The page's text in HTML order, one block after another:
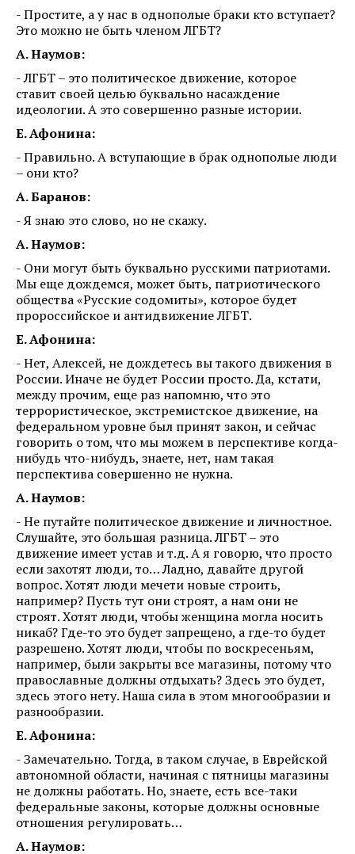
- Простите, а у нас в однополые браки кто вступает?
Это можно не быть членом ЛГБТ?
А. Наумов:
- ЛГБТ – это политическое движение, которое
ставит своей целью буквально насаждение
идеологии. А это совершенно разные истории.
Е. Афонина:
- Правильно. А вступающие в брак однополые люди
– они кто?
А. Баранов:
- Я знаю это слово, но не скажу.
А. Наумов:
- Они могут быть буквально русскими патриотами.
Мы еще дождемся, может быть, патриотического
общества «Русские содомиты», которое будет
пророссийское и антидвижение ЛГБТ.
Е. Афонина:
- Нет, Алексей, не дождетесь вы такого движения в
России. Иначе не будет России просто. Да, кстати,
между прочим, еще раз напомню, что это
террористическое, экстремистское движение, на
федеральном уровне был принят закон, и сейчас
говорить о том, что мы можем в перспективе когда-
нибудь что-нибудь, знаете, нет, нам такая
перспектива совершенно не нужна.
А. Наумов:
- Не путайте политическое движение и личностное.
Слушайте, это большая разница. ЛГБТ – это
движение имеет устав и т.д. А я говорю, что просто
если захотят люди, то… Ладно, давайте другой
вопрос. Хотят люди мечети новые строить,
например? Пусть тут они строят, а нам они не
строят. Хотят люди, чтобы женщина могла носить
никаб? Где-то это будет запрещено, а где-то будет
разрешено. Хотят люди, чтобы по воскресеньям,
например, были закрыты все магазины, потому что
православные должны отдыхать? Здесь это будет,
здесь этого нету. Наша сила в этом многообразии и
разнообразии.
Е. Афонина:
- Замечательно. Тогда, в таком случае, в Еврейской
автономной области, начиная с пятницы магазины
не должны работать. Но, знаете, есть все-таки
федеральные законы, которые должны основные
отношения регулировать…
А. Наумов: